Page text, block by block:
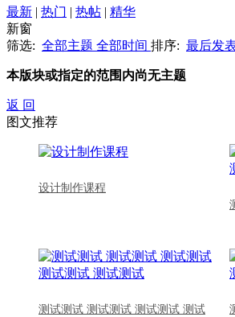
最新 | 热门 | 热帖 | 精华
新窗
筛选: 全部主题 全部时间 排序: 最后发
本版块或指定的范围内尚无主题
返 回
图文推荐
设计制作课程
测试测试 测试测试 测试测试 测试